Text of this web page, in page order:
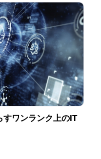
すワンランク上のIT